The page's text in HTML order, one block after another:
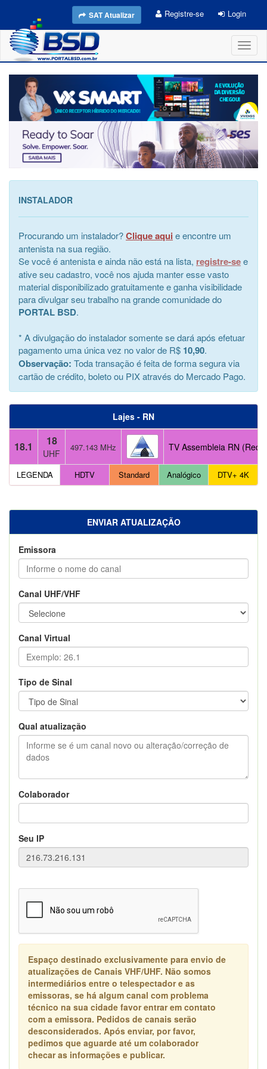
SAT Atualizar Registre-se Login
INSTALADOR
Procurando um instalador?Clique aqui e encontre um
antenista na sua região.
Se você é antenista e ainda não está na lista, registre-see
ative seu cadastro, você nos ajuda manter esse vasto
material disponibilizado gratuitamente e ganha visibilidade
para divulgar seu trabalho na grande comunidade do
PORTAL BSD.
* A divulgação do instalador somente se dará após efetuar
pagamento uma única vez no valor de R$ 10,90.
Observação: Toda transação é feita de forma segura via
cartão de crédito, boleto ou PIX através do Mercado Pago.
Lajes - RN
18.1 18
UHF
497.143 MHz TV Assembleia RN
LEGENDA HDTV Standard Analógico DTV+ 4K
ENVIAR ATUALIZAÇÃO
Emissora
Canal UHF/VHF
Canal Virtual
Tipo de Sinal
Qual atualização
Colaborador
Seu IP
Espaço destinado exclusivamente para envio de
atualizações de Canais VHF/UHF. Não somos
intermediários entre o telespectador e as
emissoras, se há algum canal com problema
técnico na sua cidade favor entrar em contato
com a emissora. Pedidos de canais serão
desconsiderados. Após enviar, por favor,
pedimos que aguarde até um colaborador
checar as informações e publicar.